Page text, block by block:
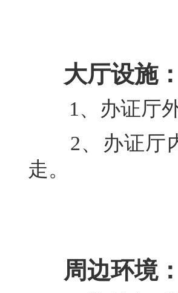
大厅设施：
1、办证厅外
2、办证厅内
走。
周边环境：